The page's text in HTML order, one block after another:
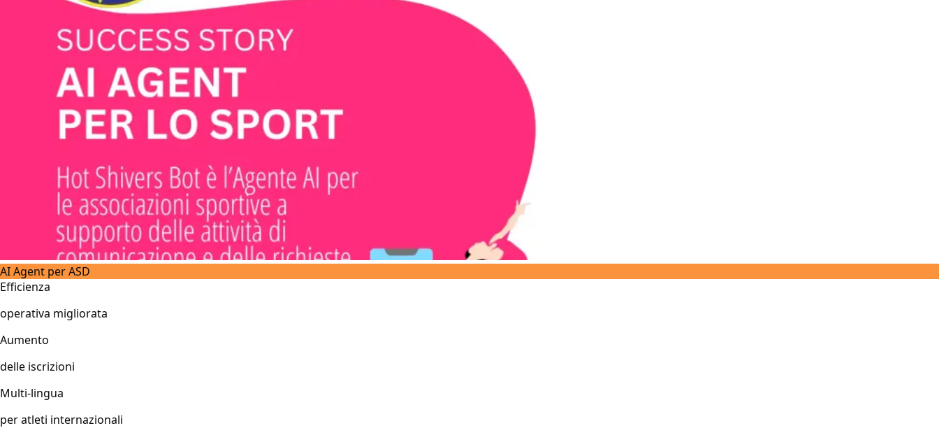
AI Agent per ASD
Efficienza
operativa migliorata
Aumento
delle iscrizioni
Multi-lingua
per atleti internazionali